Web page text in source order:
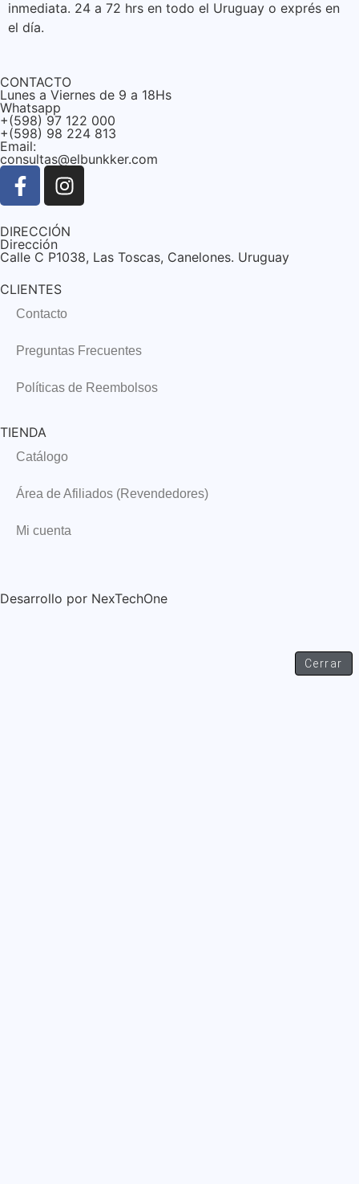
inmediata. 24 a 72 hrs en todo el Uruguay o exprés en
el día.
CONTACTO
Lunes a Viernes de 9 a 18Hs
Whatsapp
+(598) 97 122 000
+(598) 98 224 813
Email:
consultas@elbunkker.com
DIRECCIÓN
Dirección
Calle C P1038, Las Toscas, Canelones. Uruguay
CLIENTES
Contacto
Preguntas Frecuentes
Políticas de Reembolsos
TIENDA
Catálogo
Área de Afiliados (Revendedores)
Mi cuenta
Desarrollo por NexTechOne
Cerrar